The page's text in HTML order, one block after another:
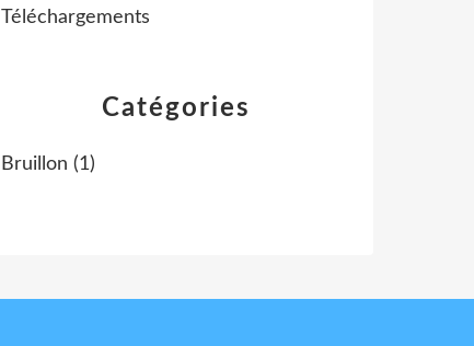
Catégories
Bruillon (1)
Téléchargements